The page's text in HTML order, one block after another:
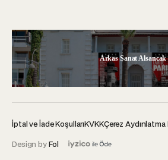
Arkas Sanat Alsancak
İptal ve İade KoşullarıKVKKÇerez
Design byFol